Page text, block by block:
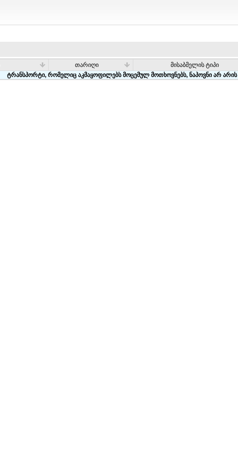
თარიღი მისაბმელის ტიპი
ტრანსპორტი, რომელიც აკმაყოფილებს მოცემულ მოთხოვნებს, ნაპოვნი არ არის